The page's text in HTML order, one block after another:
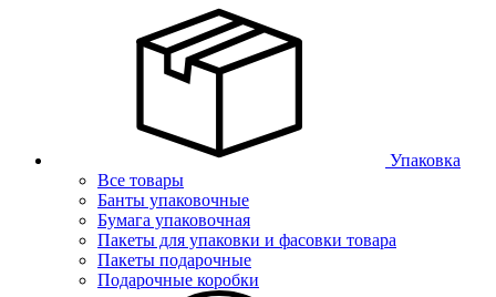
Упаковка
Все товары
Банты упаковочные
Бумага упаковочная
Пакеты для упаковки и фасовки товара
Пакеты подарочные
Подарочные коробки